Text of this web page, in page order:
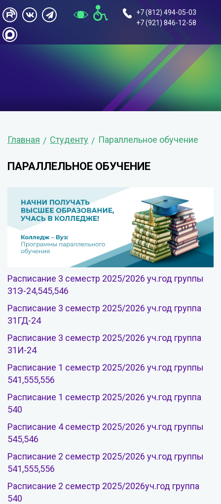
+7 (812) 494-05-03
+7 (921) 846-12-58
Главная Студенту Параллельное обучение
ПАРАЛЛЕЛЬНОЕ ОБУЧЕНИЕ
Расписание 3 семестр 2025/2026 уч.год группы
31Э-24,545,546
Расписание 3 семестр 2025/2026 уч.год группа
31ГД-24
Расписание 3 семестр 2025/2026 уч.год группа
31И-24
Расписание 1 семестр 2025/2026 уч.год группы
541,555,556
Расписание 1 семестр 2025/2026 уч.год группа
540
Расписание 4 семестр 2025/2026 уч.год группы
545,546
Расписание 2 семестр 2025/2026 уч.год группы
541,555,556
Расписание 2 семестр 2025/2026уч.год группа
540